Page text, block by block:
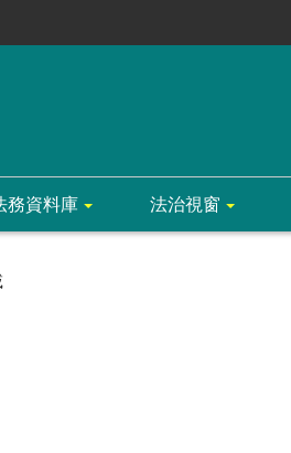
務資料庫 法治視窗